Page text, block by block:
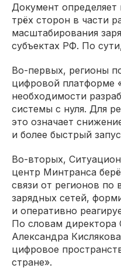
Документ
трёх сторон в части
масштабирования
субъектах РФ. По
Во-первых, регионы
цифровой платформе
необходимости
системы с нуля. Для
это означает
и более быстрый
Во-вторых,
центр Минтранса
связи от регионов по
зарядных сетей,
и оперативно
По словам
Александра
цифровое
стране».